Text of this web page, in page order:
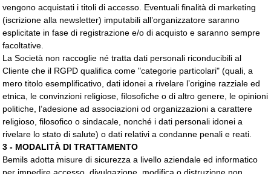
vengono acquistati i titoli di accesso. Eventuali finalità di marketing
(iscrizione alla newsletter) imputabili all’organizzatore saranno
esplicitate in fase di registrazione e/o di acquisto e saranno sempre
facoltative.
La Società non raccoglie né tratta dati personali riconducibili al
Cliente che il RGPD qualifica come "categorie particolari" (quali, a
mero titolo esemplificativo, dati idonei a rivelare l’origine razziale ed
etnica, le convinzioni religiose, filosofiche o di altro genere, le opinioni
politiche, l’adesione ad associazioni od organizzazioni a carattere
religioso, filosofico o sindacale, nonché i dati personali idonei a
rivelare lo stato di salute) o dati relativi a condanne penali e reati.
3 - MODALITÀ DI TRATTAMENTO
Bemils adotta misure di sicurezza a livello aziendale ed informatico